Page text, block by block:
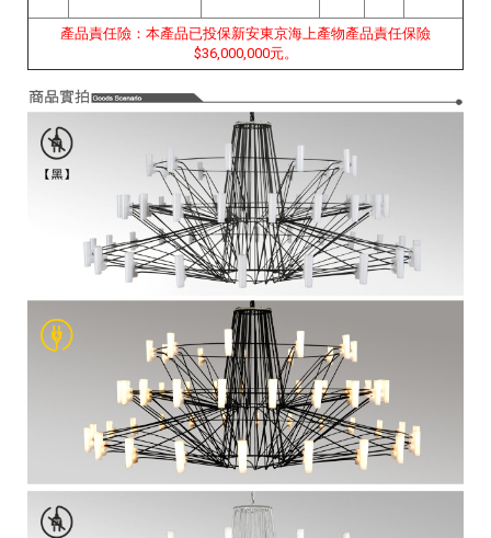
產品責任險：本產品已投保新安東京海上產物產品責任保險
$36,000,000元。